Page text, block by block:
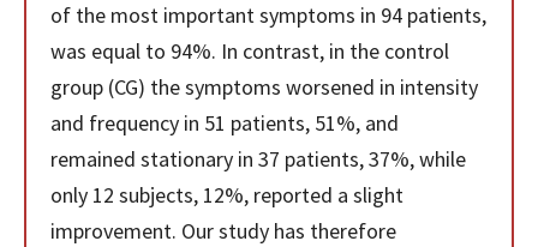
of the most important symptoms in 94 patients,
was equal to 94%. In contrast, in the control
group (CG) the symptoms worsened in intensity
and frequency in 51 patients, 51%, and
remained stationary in 37 patients, 37%, while
only 12 subjects, 12%, reported a slight
improvement. Our study has therefore